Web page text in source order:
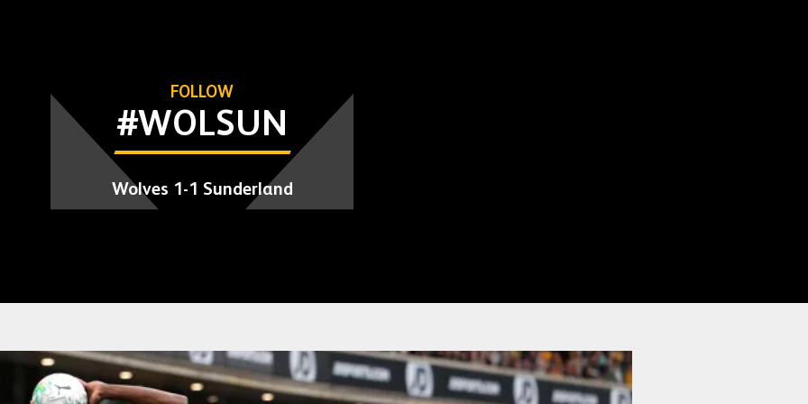
FOLLOW
#WOLSUN
Wolves 1-1 Sunderland